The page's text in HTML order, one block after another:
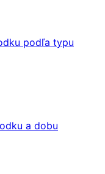
podľa typu
a dobu